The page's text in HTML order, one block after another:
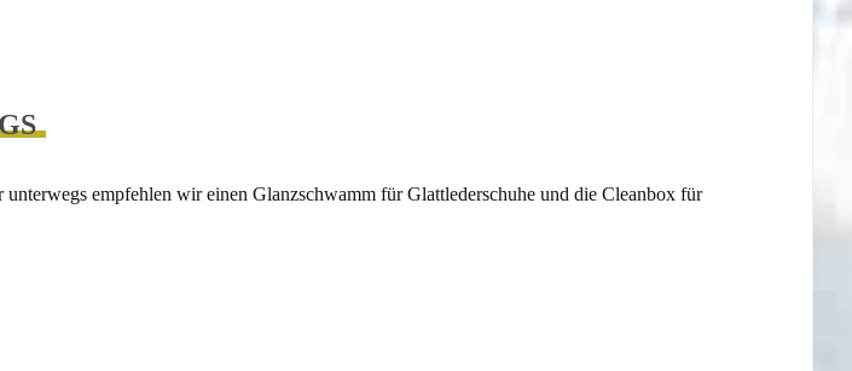
empfehlen wir einen Glanzschwamm für Glattlederschuhe und die Cleanbox für